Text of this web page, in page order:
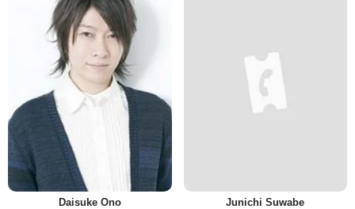
Daisuke Ono Junichi Suwabe